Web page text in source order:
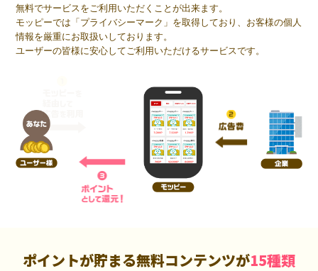
無料でサービスをご利用いただくことが出来ます。
モッピーでは「プライバシーマーク」を取得しており、お客様の個人
情報を厳重にお取扱いしております。
ユーザーの皆様に安心してご利用いただけるサービスです。
ポイントが貯まる無料コンテンツが15種類